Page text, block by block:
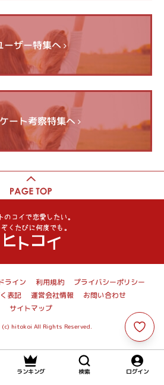
ーザー特集へ
ート考察特集へ
ランキング 検索 ログイン
ライン 利用規約
プライバシーポリシー
表記
運営会社情報
お問い合わせ
サイトマップ
hitokoi All Rights Reserved.